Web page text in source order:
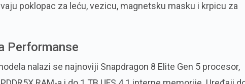
poklopac za leću, vezicu, magnetsku masku i krpicu za
Performanse
nalazi se najnoviji Snapdragon 8 Elite Gen 5 procesor,